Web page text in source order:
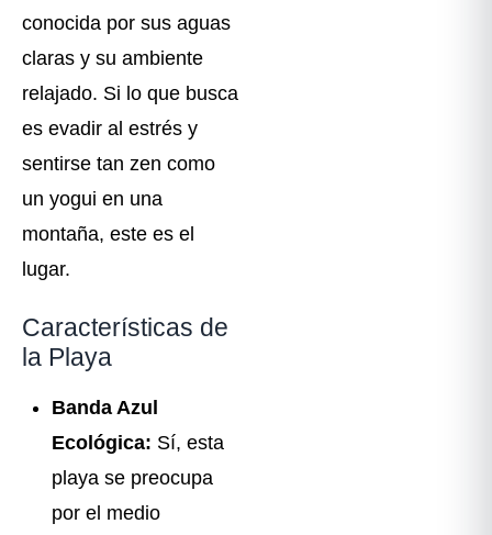
conocida por sus aguas
claras y su ambiente
relajado. Si lo que busca
es evadir al estrés y
sentirse tan zen como
un yogui en una
montaña, este es el
lugar.
Características de
la Playa ️
Banda Azul
Ecológica: Sí, esta
playa se preocupa
por el medio